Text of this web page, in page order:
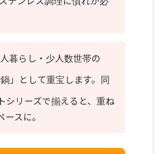
暮らし・少人数世帯の
」として重宝します。同
シリーズで揃えると、重ね
スに。